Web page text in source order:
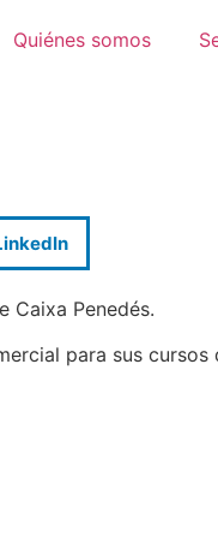
Quiénes somos
Caixa Penedés.
para sus cursos